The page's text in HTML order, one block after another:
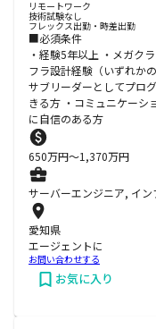
リモートワーク
技術試験なし
フレックス出勤・時差出勤
■必須条件
・経験5年以上 ・メガク
フラ設計経験（いずれか
サブリーダーとしてプロ
きる方 ・コミュニケーシ
に自信のある方
650万円〜1,370万円
サーバーエンジニア, イン
愛知県
エージェントに
お問い合わせする
お気に入り